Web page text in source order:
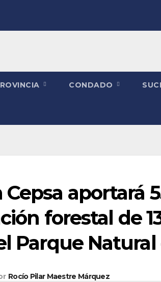
CONDADO
aportará
forestal de
Parque Natural
Rocío Pilar Maestre Márquez